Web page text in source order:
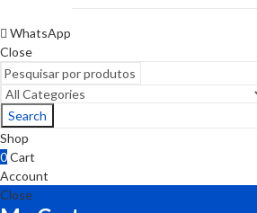
WhatsApp
Close
Search
Shop
0Cart
Account
Close